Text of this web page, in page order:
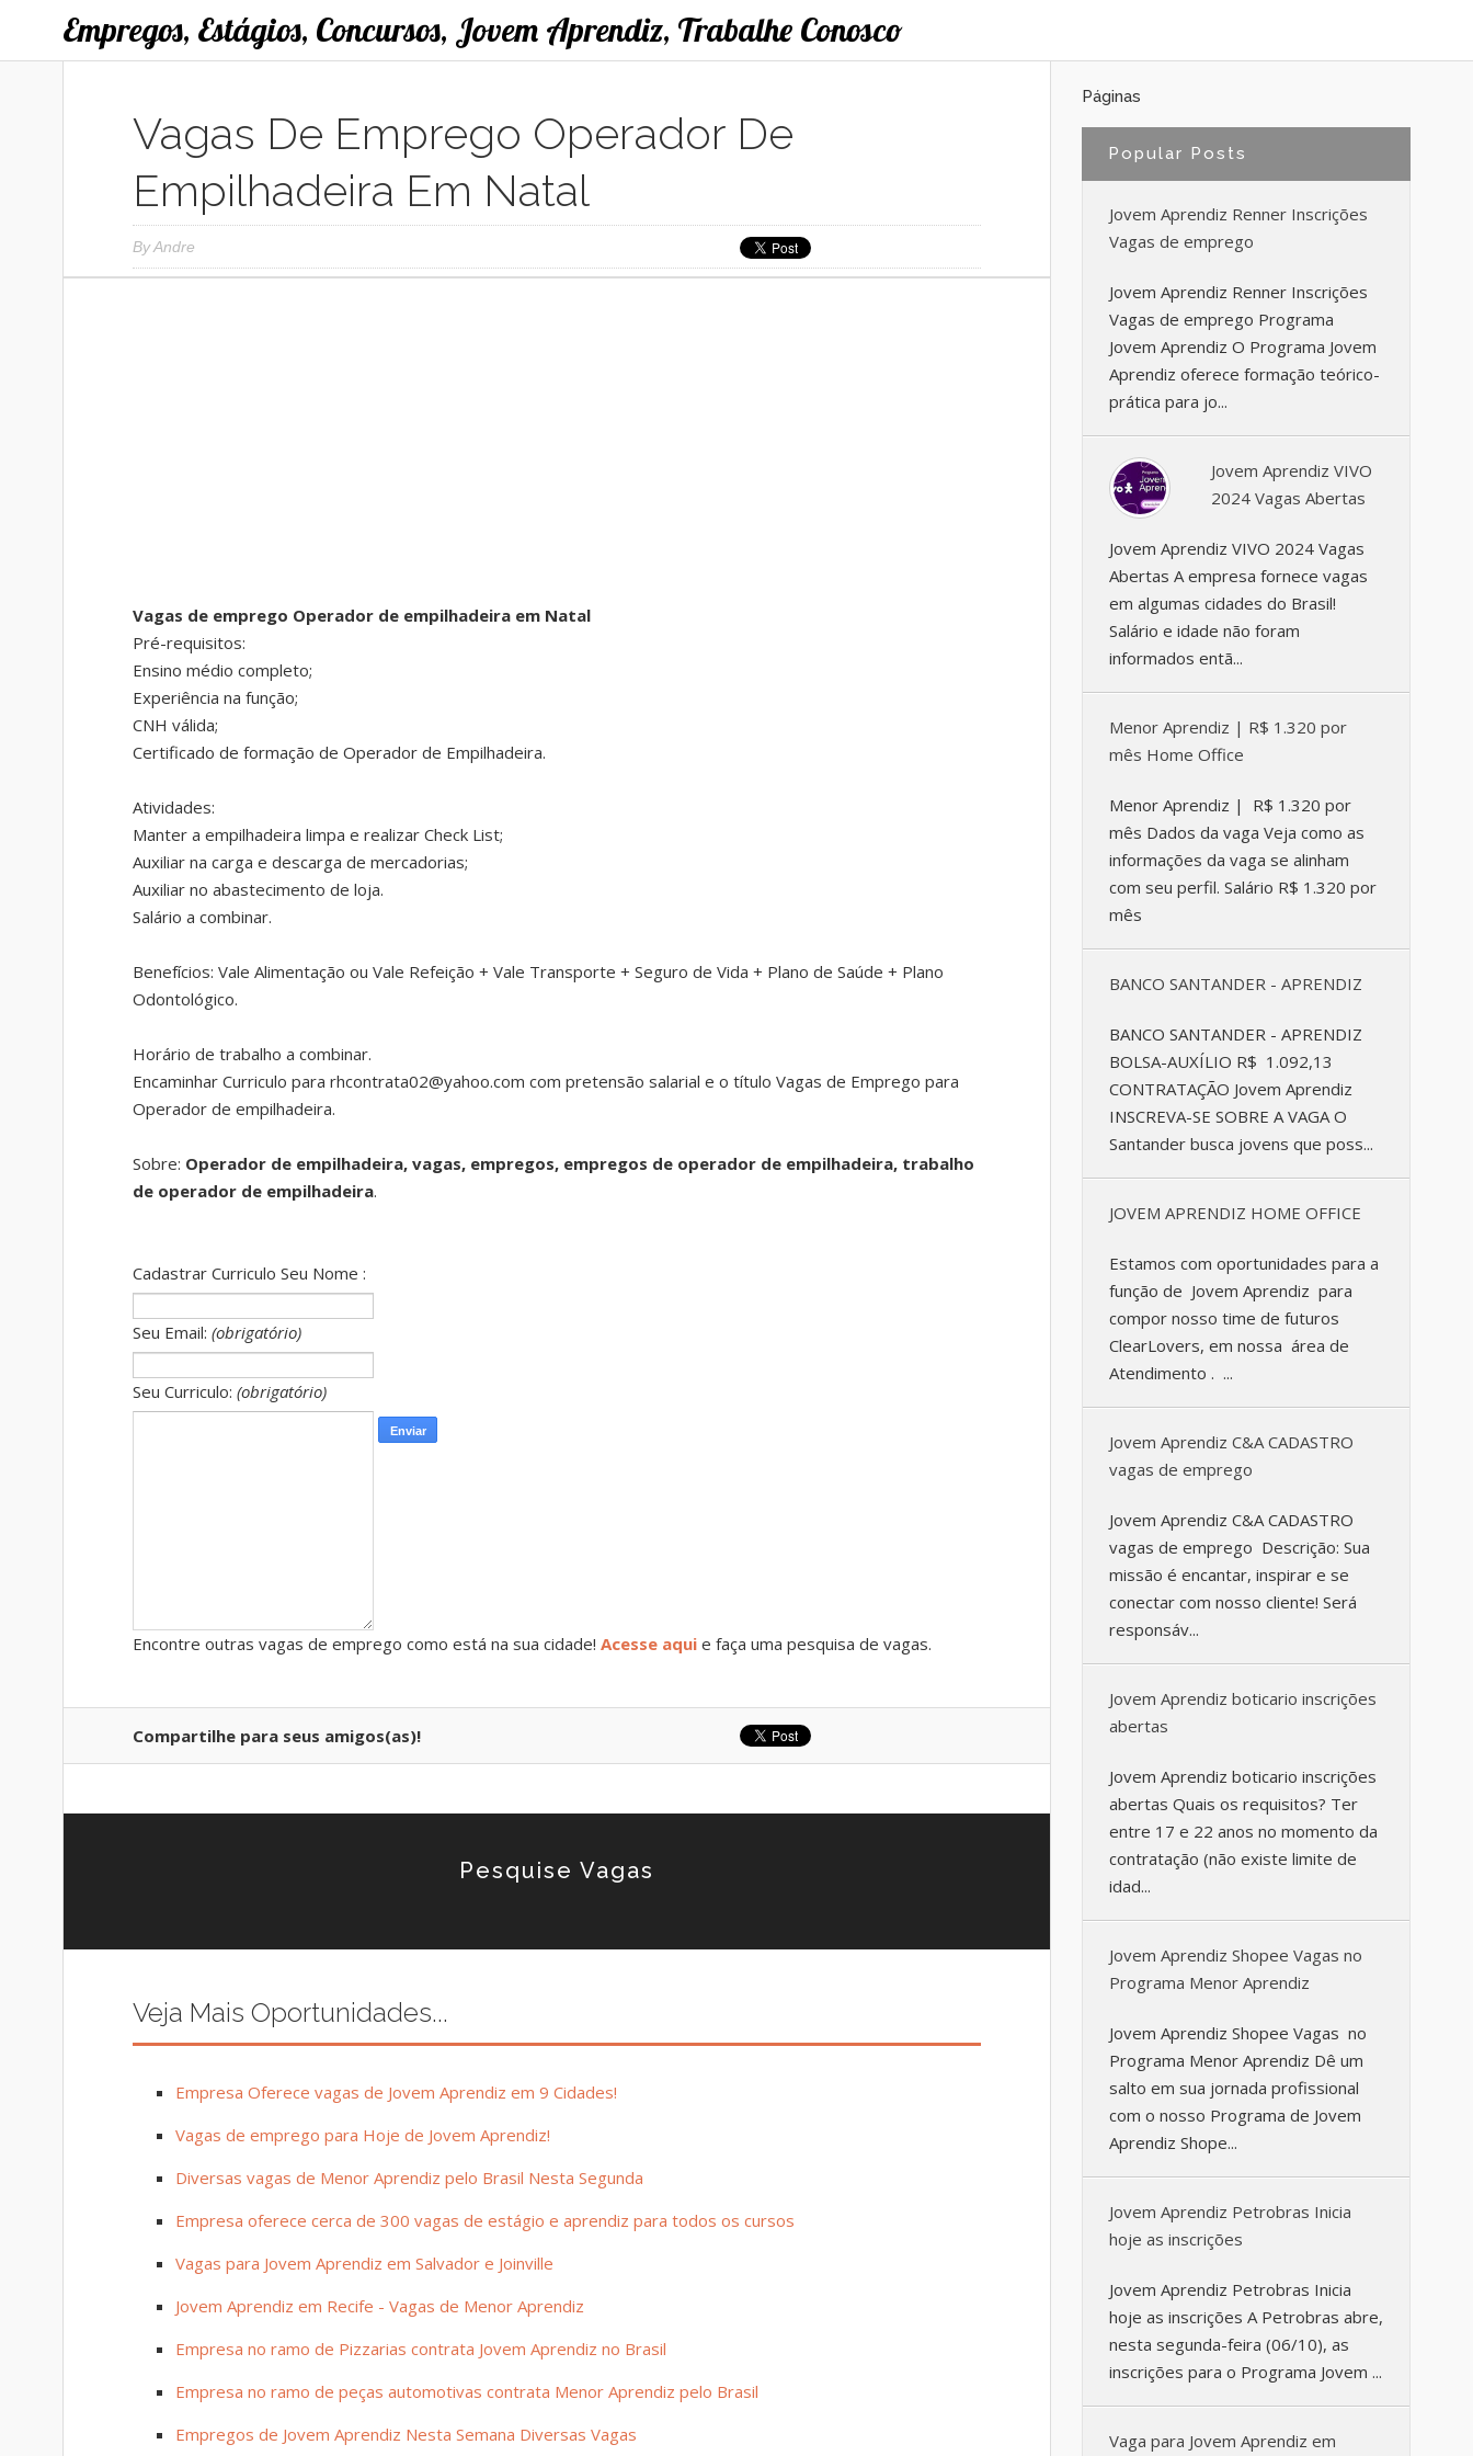
Empregos, Estágios, Concursos, Jovem Aprendiz, Trabalhe Conosco
Vagas De Emprego Operador De
Empilhadeira Em Natal
ByAndre
Vagas de emprego Operador de empilhadeira em Natal
Pré-requisitos:
Ensino médio completo;
Experiência na função;
CNH válida;
Certificado de formação de Operador de Empilhadeira.
Atividades:
Manter a empilhadeira limpa e realizar Check List;
Auxiliar na carga e descarga de mercadorias;
Auxiliar no abastecimento de loja.
Salário a combinar.
Benefícios: Vale Alimentação ou Vale Refeição + Vale Transporte + Seguro de Vida + Plano de Saúde + Plano
Odontológico.
Horário de trabalho a combinar.
Encaminhar Curriculo para rhcontrata02@yahoo.com com pretensão salarial e o título Vagas de Emprego para
Operador de empilhadeira.
Sobre: Operador de empilhadeira, vagas, empregos, empregos de operador de empilhadeira, trabalho
de operador de empilhadeira.
Cadastrar Curriculo Seu Nome :
Seu Email: (obrigatório)
Seu Curriculo: (obrigatório)
Encontre outras vagas de emprego como está na sua cidade! Acesse aqui e faça uma pesquisa de vagas.
Compartilhe para seus amigos(as)!
Pesquise Vagas
Veja Mais Oportunidades...
Empresa Oferece vagas de Jovem Aprendiz em 9 Cidades!
Vagas de emprego para Hoje de Jovem Aprendiz!
Diversas vagas de Menor Aprendiz pelo Brasil Nesta Segunda
Empresa oferece cerca de 300 vagas de estágio e aprendiz para todos os cursos
Vagas para Jovem Aprendiz em Salvador e Joinville
Jovem Aprendiz em Recife - Vagas de Menor Aprendiz
Empresa no ramo de Pizzarias contrata Jovem Aprendiz no Brasil
Empresa no ramo de peças automotivas contrata Menor Aprendiz pelo Brasil
Empregos de Jovem Aprendiz Nesta Semana Diversas Vagas
Páginas
Popular Posts
Jovem Aprendiz Renner Inscrições
Vagas de emprego
Jovem Aprendiz Renner Inscrições
Vagas de emprego Programa
Jovem Aprendiz O Programa Jovem
Aprendiz oferece formação teórico-
prática para jo...
Jovem Aprendiz VIVO
2024 Vagas Abertas
Jovem Aprendiz VIVO 2024 Vagas
Abertas A empresa fornece vagas
em algumas cidades do Brasil!
Salário e idade não foram
informados entã...
Menor Aprendiz | R$ 1.320 por
mês Home Office
Menor Aprendiz | R$ 1.320 por
mês Dados da vaga Veja como as
informações da vaga se alinham
com seu perfil. Salário R$ 1.320 por
mês
BANCO SANTANDER - APRENDIZ
BANCO SANTANDER - APRENDIZ
BOLSA-AUXÍLIO R$ 1.092,13
CONTRATAÇÃO Jovem Aprendiz
INSCREVA-SE SOBRE A VAGA O
Santander busca jovens que poss...
JOVEM APRENDIZ HOME OFFICE
Estamos com oportunidades para a
função de Jovem Aprendiz para
compor nosso time de futuros
ClearLovers, em nossa área de
Atendimento . ...
Jovem Aprendiz C&A CADASTRO
vagas de emprego
Jovem Aprendiz C&A CADASTRO
vagas de emprego Descrição: Sua
missão é encantar, inspirar e se
conectar com nosso cliente! Será
responsáv...
Jovem Aprendiz boticario inscrições
abertas
Jovem Aprendiz boticario inscrições
abertas Quais os requisitos? Ter
entre 17 e 22 anos no momento da
contratação (não existe limite de
idad...
Jovem Aprendiz Shopee Vagas no
Programa Menor Aprendiz
Jovem Aprendiz Shopee Vagas no
Programa Menor Aprendiz Dê um
salto em sua jornada profissional
com o nosso Programa de Jovem
Aprendiz Shope...
Jovem Aprendiz Petrobras Inicia
hoje as inscrições
Jovem Aprendiz Petrobras Inicia
hoje as inscrições A Petrobras abre,
nesta segunda-feira (06/10), as
inscrições para o Programa Jovem ...
Vaga para Jovem Aprendiz em